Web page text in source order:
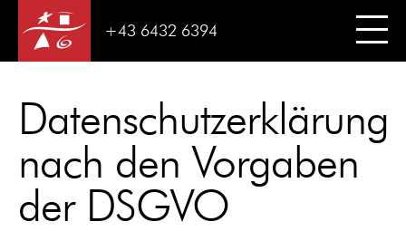
Datenschutzerklärung
nach den Vorgaben
der DSGVO
+43 6432 6394